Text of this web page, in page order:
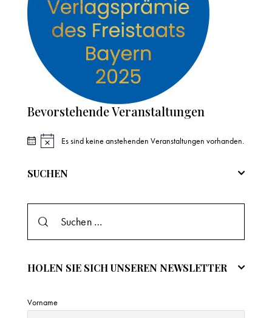
Bevorstehende Veranstaltungen
H
n
w
i
Es sind keine anstehenden Veranstaltungen vorhanden.
SUCHEN
HOLEN SIE SICH UNSEREN NEWSLETTER
Vorname